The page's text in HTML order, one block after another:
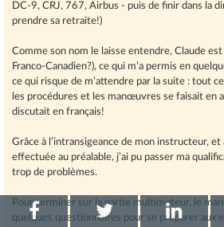
DC-9, CRJ, 767, Airbus - puis de finir dans la
prendre sa retraite!)
Comme son nom le laisse entendre, Claude
Franco-Canadien?), ce qui m’a permis en
ce qui risque de m’attendre par la suite : tout
les procédures et les manœuvres se faisait en
discutait en français!
Grâce à l’intransigeance de mon instructeur,
effectuée au préalable, j’ai pu passer ma
trop de problèmes.
Pour terminer sur la partie multimoteur, le
quelques questionnaires pour se préparer aux
P P P